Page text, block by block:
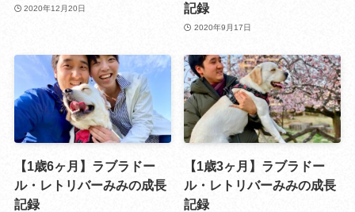
2020年12月20日
記録
2020年9月17日
【1歳6ヶ月】ラブラドー
ル・レトリバーみみの成長
記録
【1歳3ヶ月】ラブラドー
ル・レトリバーみみの成長
記録